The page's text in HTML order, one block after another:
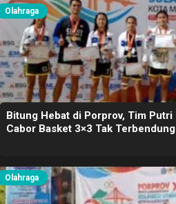
Olahraga
Bitung Hebat di Porprov, Tim Putri
Cabor Basket 3×3 Tak Terbendung
Olahraga